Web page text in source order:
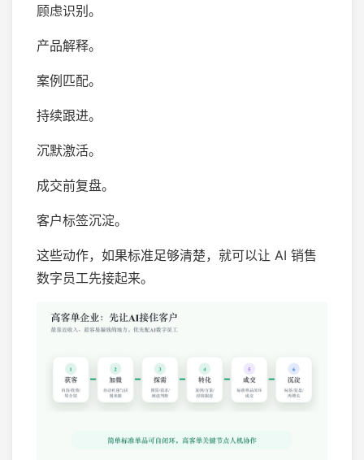
顾虑识别。
产品解释。
案例匹配。
持续跟进。
沉默激活。
成交前复盘。
客户标签沉淀。
这些动作，如果标准足够清楚，就可以让 AI 销售
数字员工先接起来。